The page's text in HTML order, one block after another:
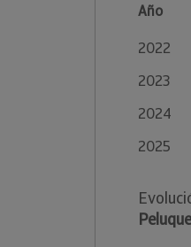
Año
2022
2023
2024
2025